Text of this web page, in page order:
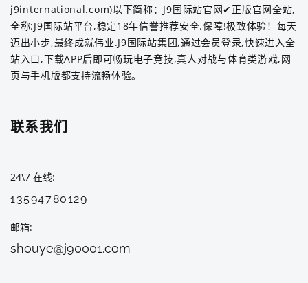
j9international.com)以下简称：J9国际站官网✔正版官网全站,
全称:J9国际站平台,稳定18年信誉推荐安全.保障!极致体验！每天
迈出小步,最终成就伟业.J9国际站集团,通过会员登录,快速进入全
站入口,下载APP后即可畅玩电子竞技,真人对战与体育类游戏,网
页与手机版都支持流畅体验。
联系我们
24\7 在线
13594780129
邮箱
shouye@j90001.com